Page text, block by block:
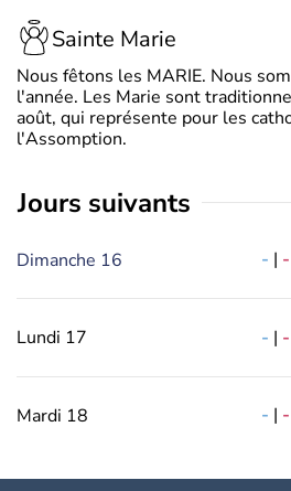
Sainte Marie
Nous fêtons les MARIE. Nous
l'année. Les Marie sont
août, qui représente pour les
l'Assomption.
jours suivants
Dimanche 16 - | -
Lundi 17 - | -
Mardi 18 - | -